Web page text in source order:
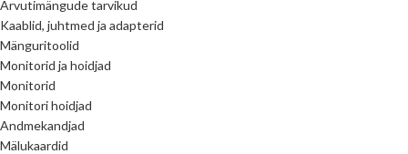
Arvutimängude tarvikud
Kaablid, juhtmed ja adapterid
Mänguritoolid
Monitorid ja hoidjad
Monitorid
Monitori hoidjad
Andmekandjad
Mälukaardid